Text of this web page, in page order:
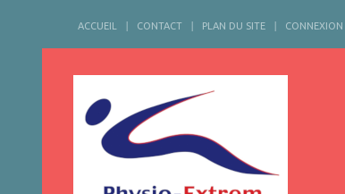
ACCUEIL CONTACT PLAN DU SITE CONNEXION